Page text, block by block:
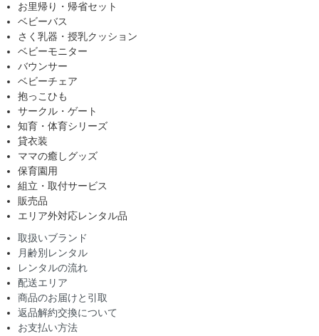
お里帰り・帰省セット
ベビーバス
さく乳器・授乳クッション
ベビーモニター
バウンサー
ベビーチェア
抱っこひも
サークル・ゲート
知育・体育シリーズ
貸衣装
ママの癒しグッズ
保育園用
組立・取付サービス
販売品
エリア外対応レンタル品
取扱いブランド
月齢別レンタル
レンタルの流れ
配送エリア
商品のお届けと引取
返品解約交換について
お支払い方法